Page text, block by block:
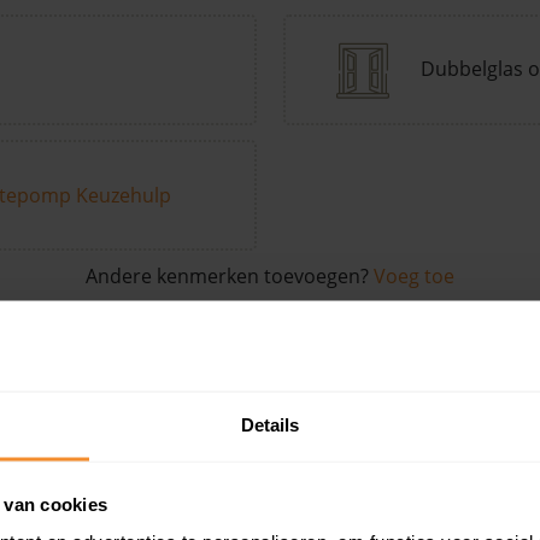
Details
cookies
Dubbelglas
Keuzehulp
Andere kenmerken toevoegen? Voeg toe
de buurt